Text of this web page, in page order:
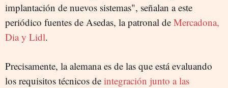
implantación de nuevos sistemas", señalan a este
periódico fuentes de Asedas, la patronal de Mercadona,
Dia y Lidl.
Precisamente, la alemana es de las que está evaluando
los requisitos técnicos de integración junto a las